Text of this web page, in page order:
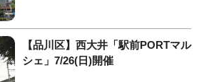
【品川区】西大井「駅前PORTマル
シェ」7/26(日)開催